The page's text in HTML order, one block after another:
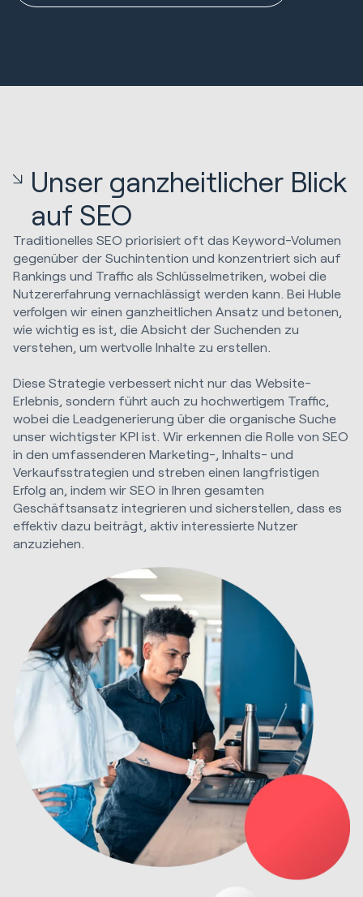
Unser ganzheitlicher Blick
auf SEO
Traditionelles SEO priorisiert oft das Keyword-Volumen
gegenüber der Suchintention und konzentriert sich auf
Rankings und Traffic als Schlüsselmetriken, wobei die
Nutzererfahrung vernachlässigt werden kann. Bei Huble
verfolgen wir einen ganzheitlichen Ansatz und betonen,
wie wichtig es ist, die Absicht der Suchenden zu
verstehen, um wertvolle Inhalte zu erstellen.
Diese Strategie verbessert nicht nur das Website-
Erlebnis, sondern führt auch zu hochwertigem Traffic,
wobei die Leadgenerierung über die organische Suche
unser wichtigster KPI ist. Wir erkennen die Rolle von SEO
in den umfassenderen Marketing-, Inhalts- und
Verkaufsstrategien und streben einen langfristigen
Erfolg an, indem wir SEO in Ihren gesamten
Geschäftsansatz integrieren und sicherstellen, dass es
effektiv dazu beiträgt, aktiv interessierte Nutzer
anzuziehen.